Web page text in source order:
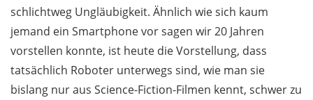
schlichtweg Ungläubig­keit. Ähnlich wie sich kaum
jemand ein Smartphone vor sagen wir 20 Jahren
vorstellen konnte, ist heute die Vorstellung, dass
tatsächlich Roboter unterwegs sind, wie man sie
bislang nur aus Science-Fiction-Filmen kennt, schwer zu